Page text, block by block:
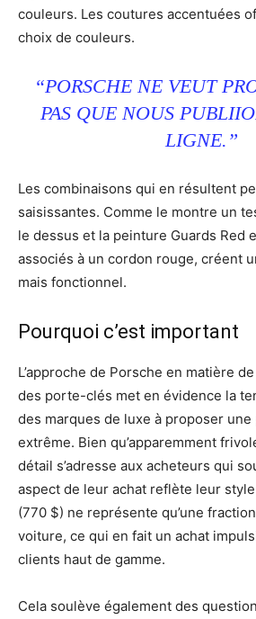
couleurs. Les coutures accentuées
choix de couleurs.
“PORSCHE NE VEUT
PAS QUE NOUS
LIGNE.”
Les combinaisons qui en résultent
saisissantes. Comme le montre un
le dessus et la peinture Guards Red
associés à un cordon rouge, créent
mais fonctionnel.
Pourquoi c’est important
L’approche de Porsche en matière
des porte-clés met en évidence la
des marques de luxe à proposer
extrême. Bien qu’apparemment
détail s’adresse aux acheteurs qui
aspect de leur achat reflète leur
(770 $) ne représente qu’une
voiture, ce qui en fait un achat
clients haut de gamme.
Cela soulève également des